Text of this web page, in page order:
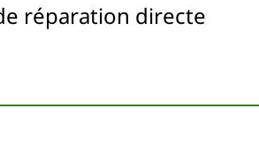
réparation directe